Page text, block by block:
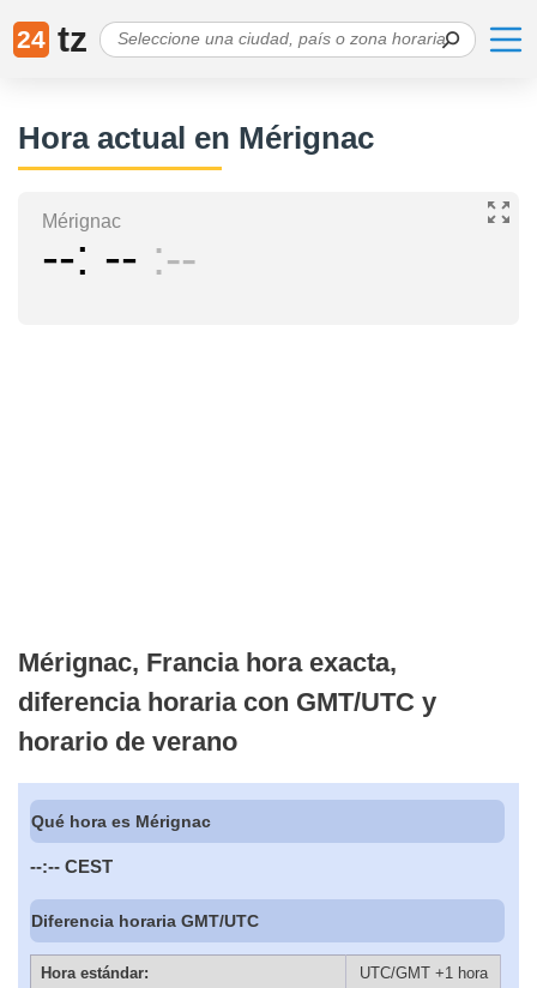
24 tz
Hora actual en Mérignac
Mérignac
-- -- --
Mérignac, Francia hora exacta,
diferencia horaria con GMT/UTC y
horario de verano
Qué hora es Mérignac
--:-- CEST
Diferencia horaria GMT/UTC
Hora estándar:
UTC/GMT +1 hora